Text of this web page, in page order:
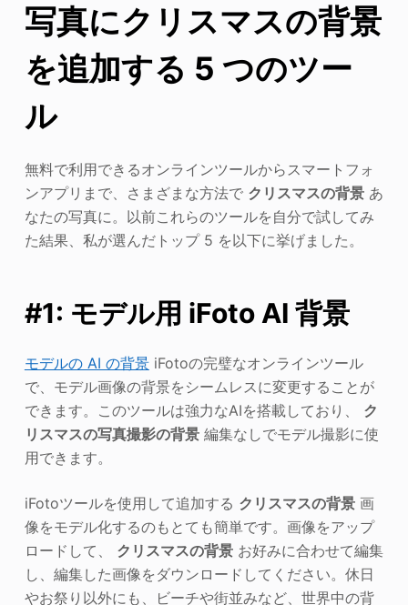
写真にクリスマスの背景
を追加する 5 つのツー
ル
無料で利用できるオンラインツールからスマートフォ
ンアプリまで、さまざまな方法で クリスマスの背景あ
なたの写真に。以前これらのツールを自分で試してみ
た結果、私が選んだトップ 5 を以下に挙げました。
#1: モデル用 iFoto AI 背景
モデルの AI の背景iFotoの完璧なオンラインツール
で、モデル画像の背景をシームレスに変更することが
できます。このツールは強力なAIを搭載しており、 ク
リスマスの写真撮影の背景編集なしでモデル撮影に使
用できます。
iFotoツールを使用して追加する クリスマスの背景画
像をモデル化するのもとても簡単です。画像をアップ
ロードして、 クリスマスの背景お好みに合わせて編集
し、編集した画像をダウンロードしてください。休日
やお祭り以外にも、ビーチや街並みなど、世界中の背